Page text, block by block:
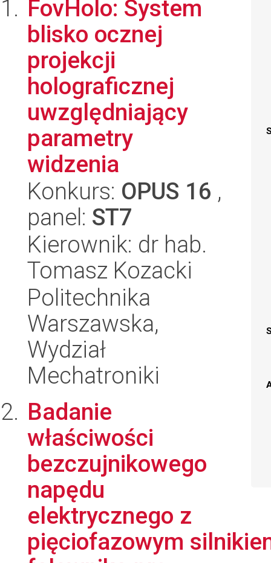
FovHolo: System
blisko ocznej
projekcji
holograficznej
uwzględniający
parametry
widzenia
Konkurs: OPUS 16 ,
panel: ST7
Kierownik: dr hab.
Tomasz Kozacki
Politechnika
Warszawska,
Wydział
Mechatroniki
Badanie
właściwości
bezczujnikowego
napędu
elektrycznego z
pięciofazowym